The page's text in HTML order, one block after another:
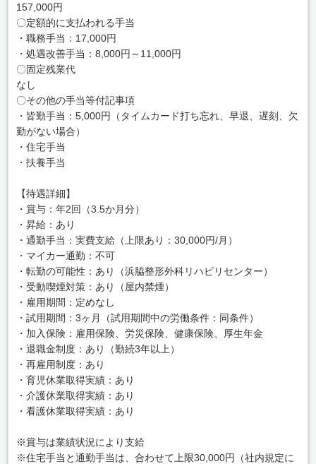
157,000円
〇定額的に支払われる手当
・職務手当：17,000円
・処遇改善手当：8,000円～11,000円
〇固定残業代
なし
〇その他の手当等付記事項
・皆勤手当：5,000円（タイムカード打ち忘れ、早退、遅刻、欠
勤がない場合）
・住宅手当
・扶養手当
【待遇詳細】
・賞与：年2回（3.5か月分）
・昇給：あり
・通勤手当：実費支給（上限あり：30,000円/月）
・マイカー通勤：不可
・転勤の可能性：あり（浜脇整形外科リハビリセンター）
・受動喫煙対策：あり（屋内禁煙）
・雇用期間：定めなし
・試用期間：3ヶ月（試用期間中の労働条件：同条件）
・加入保険：雇用保険、労災保険、健康保険、厚生年金
・退職金制度：あり（勤続3年以上）
・再雇用制度：あり
・育児休業取得実績：あり
・介護休業取得実績：あり
・看護休業取得実績：あり
※賞与は業績状況により支給
※住宅手当と通勤手当は、合わせて上限30,000円（社内規定に